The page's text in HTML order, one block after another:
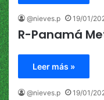
@nieves.p 19/01/
R-Panamá
Leer más »
@nieves.p 19/01/